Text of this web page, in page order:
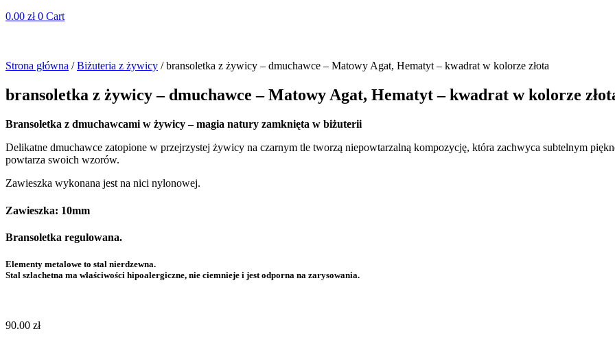
0.00 zł 0 Cart
Strona główna /Biżuteria z żywicy / bransoletka z żywicy – dmuchawce – Matowy Agat, Hematyt – kwadrat w kolorze złota
bransoletka z żywicy – dmuchawce – Matowy Agat, Hematyt – kwadrat w kolorze
Bransoletka z dmuchawcami w żywicy – magia natury zamknięta w biżuterii
Delikatne dmuchawce zatopione w przejrzystej żywicy na czarnym tle tworzą niepowtarzalną kompozycję, która zachwyca subtelnym
powtarza swoich wzorów.
Zawieszka wykonana jest na nici nylonowej.
Zawieszka: 10mm
Bransoletka regulowana.
Elementy metalowe to stal nierdzewna.
Stal szlachetna ma właściwości hipoalergiczne, nie ciemnieje i jest odporna na zarysowania.
90.00 zł